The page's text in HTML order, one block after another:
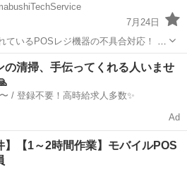
7月24日
ているPOSレジ機器の不具合対応！ マ
◎ 現場でのトラブルを解決し「ありが
どに設置さ
その他 フリーランス
の清掃、手伝ってくれる人いませ
日給例1万円〜 / 登録不要！高時給求人多数✨
Ad
】【1～2時間作業】モバイルPOS